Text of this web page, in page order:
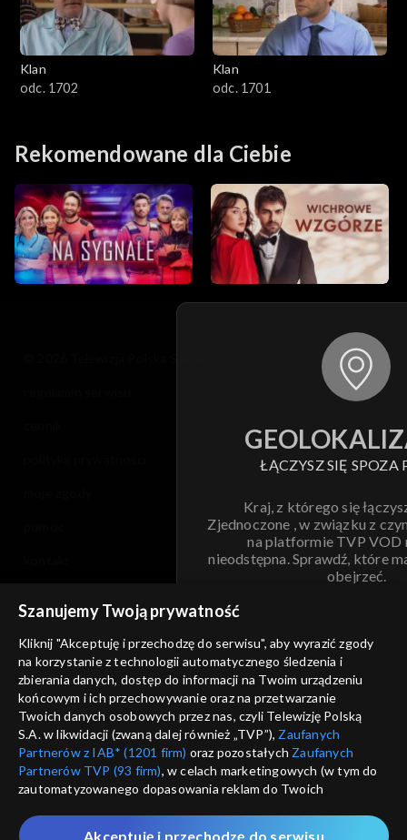
Klan
odc. 1702
Klan
odc. 1701
Rekomendowane dla Ciebie
ŁĄCZYSZ SIĘ SPOZA
Kraj, z którego się
Zjednoczone , w związku z
na platformie TVP VOD
nieodstępna. Sprawdź, które
obejrzeć.
ANULUJ
informacje o dostawcy usług
Szanujemy Twoją prywatność
Kliknij "Akceptuję i przechodzę do serwisu", aby wyrazić zgody
na korzystanie z technologii automatycznego śledzenia i
zbierania danych, dostęp do informacji na Twoim urządzeniu
końcowym i ich przechowywanie oraz na przetwarzanie
Twoich danych osobowych przez nas, czyli Telewizję Polską
S.A. w likwidacji (zwaną dalej również „TVP”), Zaufanych
Partnerów z IAB* (1201 firm) oraz pozostałych Zaufanych
Partnerów TVP (93 firm), w celach marketingowych (w tym do
zautomatyzowanego dopasowania reklam do Twoich
które wskazujemy poniżej, a także zgody na udostępnianie
Akceptuję i przechodzę do serwisu